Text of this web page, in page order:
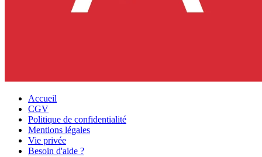
Accueil
CGV
Politique de confidentialité
Mentions légales
Vie privée
Besoin d'aide ?